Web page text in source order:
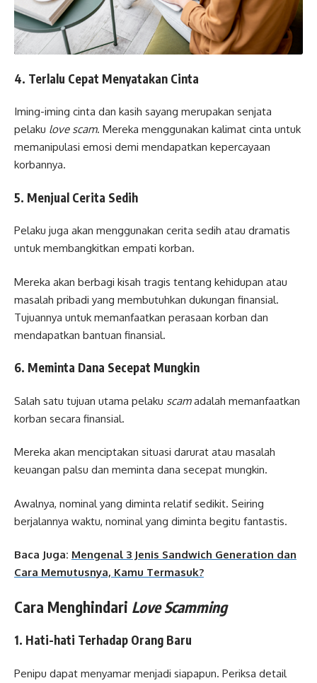
4. Terlalu Cepat Menyatakan Cinta
Iming-iming cinta dan kasih sayang merupakan senjata
pelaku love scam. Mereka menggunakan kalimat cinta untuk
memanipulasi emosi demi mendapatkan kepercayaan
korbannya.
5. Menjual Cerita Sedih
Pelaku juga akan menggunakan cerita sedih atau dramatis
untuk membangkitkan empati korban.
Mereka akan berbagi kisah tragis tentang kehidupan atau
masalah pribadi yang membutuhkan dukungan finansial.
Tujuannya untuk memanfaatkan perasaan korban dan
mendapatkan bantuan finansial.
6. Meminta Dana Secepat Mungkin
Salah satu tujuan utama pelaku scamadalah memanfaatkan
korban secara finansial.
Mereka akan menciptakan situasi darurat atau masalah
keuangan palsu dan meminta dana secepat mungkin.
Awalnya, nominal yang diminta relatif sedikit. Seiring
berjalannya waktu, nominal yang diminta begitu fantastis.
Baca Juga: Mengenal 3 Jenis Sandwich Generation dan
Cara Memutusnya, Kamu Termasuk?
Cara Menghindari Love Scamming
1. Hati-hati Terhadap Orang Baru
Penipu dapat menyamar menjadi siapapun. Periksa detail